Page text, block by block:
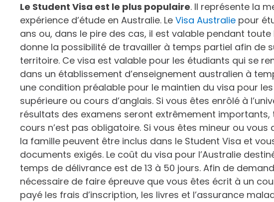
Le Student Visa est le plus populaire. Il représente la
expérience d’étude en Australie. Le Visa Australie pour
ans ou, dans le pire des cas, il est valable pendant toute
donne la possibilité de travailler à temps partiel afin de
territoire. Ce visa est valable pour les étudiants qui se
dans un établissement d’enseignement australien à
une condition préalable pour le maintien du visa pour
supérieure ou cours d’anglais. Si vous êtes enrôlé à
résultats des examens seront extrêmement
cours n’est pas obligatoire. Si vous êtes mineur ou
la famille peuvent être inclus dans le Student Visa et
documents exigés. Le coût du visa pour l’Australie
temps de délivrance est de 13 à 50 jours. Afin de
nécessaire de faire épreuve que vous êtes écrit à un
payé les frais d’inscription, les livres et l’assurance